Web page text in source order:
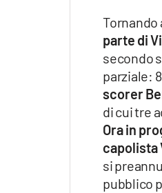
Tornando
parte di
secondo
parziale:
scorer
di cui tre
Ora in
capolista
si
pubblico